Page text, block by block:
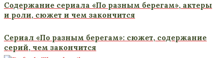
Содержание сериала «По разным берегам», актеры
и роли, сюжет и чем закончится
Сериал «По разным берегам»: сюжет, содержание
серий, чем закончится